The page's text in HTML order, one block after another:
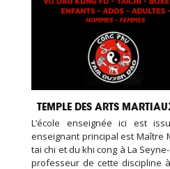
TEMPLE DES ARTS
L’école enseignée ici est
enseignant principal est Maître
tai chi et du khi cong à La
professeur de cette discipline